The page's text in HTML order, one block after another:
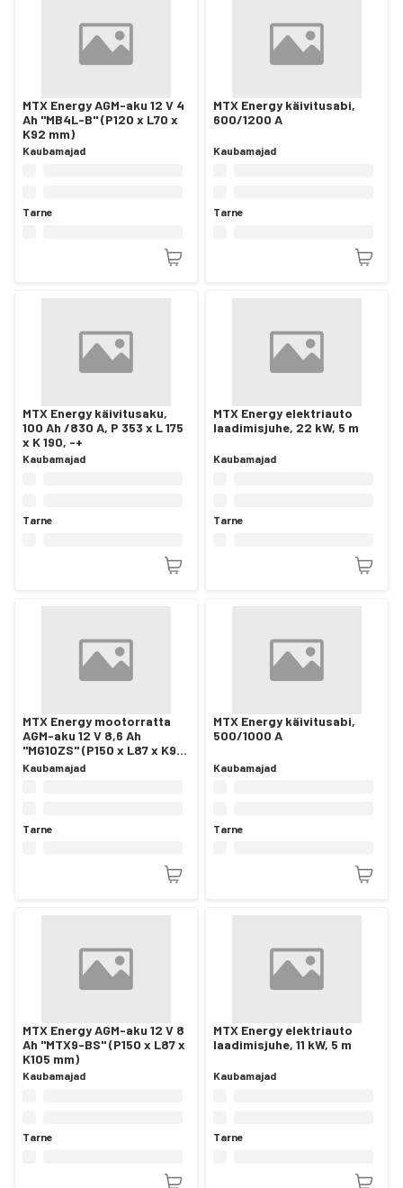
MTX Energy AGM-aku 12 V 4
Ah "MB4L-B" (P120 x L70 x
K92 mm)
Kaubamajad
Tarne
MTX Energy käivitusabi,
600/1200 A
Kaubamajad
Tarne
MTX Energy käivitusaku,
100 Ah /830 A, P 353 x L 175
x K 190, -+
Kaubamajad
Tarne
MTX Energy elektriauto
laadimisjuhe, 22 kW, 5 m
Kaubamajad
Tarne
MTX Energy mootorratta
AGM-aku 12 V 8,6 Ah
"MG10ZS" (P150 x L87 x K95
mm)
Kaubamajad
Tarne
MTX Energy käivitusabi,
500/1000 A
Kaubamajad
Tarne
MTX Energy AGM-aku 12 V 8
Ah "MTX9-BS" (P150 x L87 x
K105 mm)
Kaubamajad
Tarne
MTX Energy elektriauto
laadimisjuhe, 11 kW, 5 m
Kaubamajad
Tarne